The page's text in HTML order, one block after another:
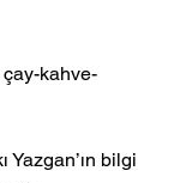
çay-kahve-
Yazgan’ın bilgi